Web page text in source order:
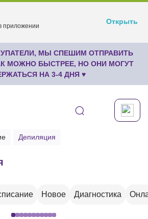
Открыть
МЫ СПЕШИМ ОТПРАВИТЬ
МОЖНО БЫСТРЕЕ, НО ОНИ МОГУТ
НА 3-4 ДНЯ ♥
Депиляция
Новое Диагностика
приложении
Открыть